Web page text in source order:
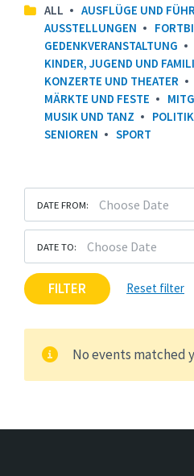
ALL
AUSFLÜGE UND
AUSSTELLUNGEN
GEDENKVERANSTALTUNG
KINDER, JUGEND UND
KONZERTE UND THEATER
MÄRKTE UND FESTE
MUSIK UND TANZ
SENIOREN
SPORT
DATE FROM:
DATE TO:
FILTER Reset filter
No events matched